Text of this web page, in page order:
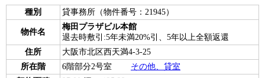
種別 貸事務所（物件番号：21945）
物件名
梅田プラザビル本館
退去時敷引:5年未満20%引、5年以上全額返還
住所
大阪市北区西天満4-3-25
所在階
6階部分2号室 その他、貸室